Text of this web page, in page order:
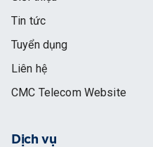
Tin tức
Tuyển dụng
Liên hệ
CMC Telecom Website
Dịch vụ